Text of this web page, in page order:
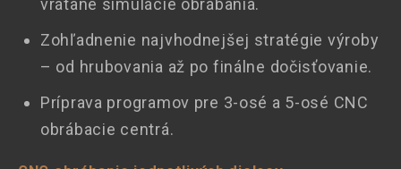
vrátane simulácie obrábania.
Zohľadnenie najvhodnejšej stratégie výroby
– od hrubovania až po finálne dočisťovanie.
Príprava programov pre 3-osé a 5-osé CNC
obrábacie centrá.